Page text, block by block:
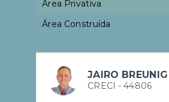
Área Privativa
Área Construída
JAIRO BREUNIG
CRECI - 44806